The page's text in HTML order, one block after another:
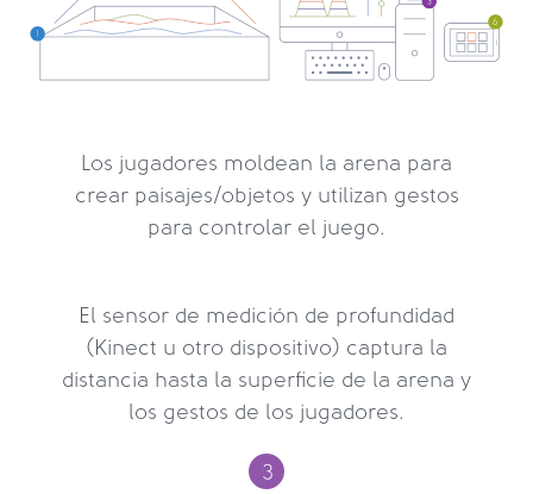
Los jugadores moldean la arena para
crear paisajes/objetos y utilizan gestos
para controlar el juego.
El sensor de medición de profundidad
(Kinect u otro dispositivo) captura la
distancia hasta la superficie de la arena y
los gestos de los jugadores.